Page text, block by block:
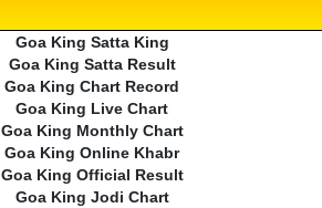
Goa King Satta King
Goa King Satta Result
Goa King Chart Record
Goa King Live Chart
Goa King Monthly Chart
Goa King Online Khabr
Goa King Official Result
Goa King Jodi Chart